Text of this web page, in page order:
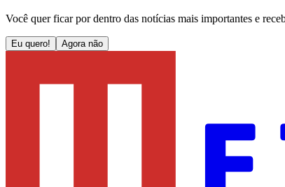
Você quer ficar por dentro das notícias mais importantes e
Eu quero! Agora não